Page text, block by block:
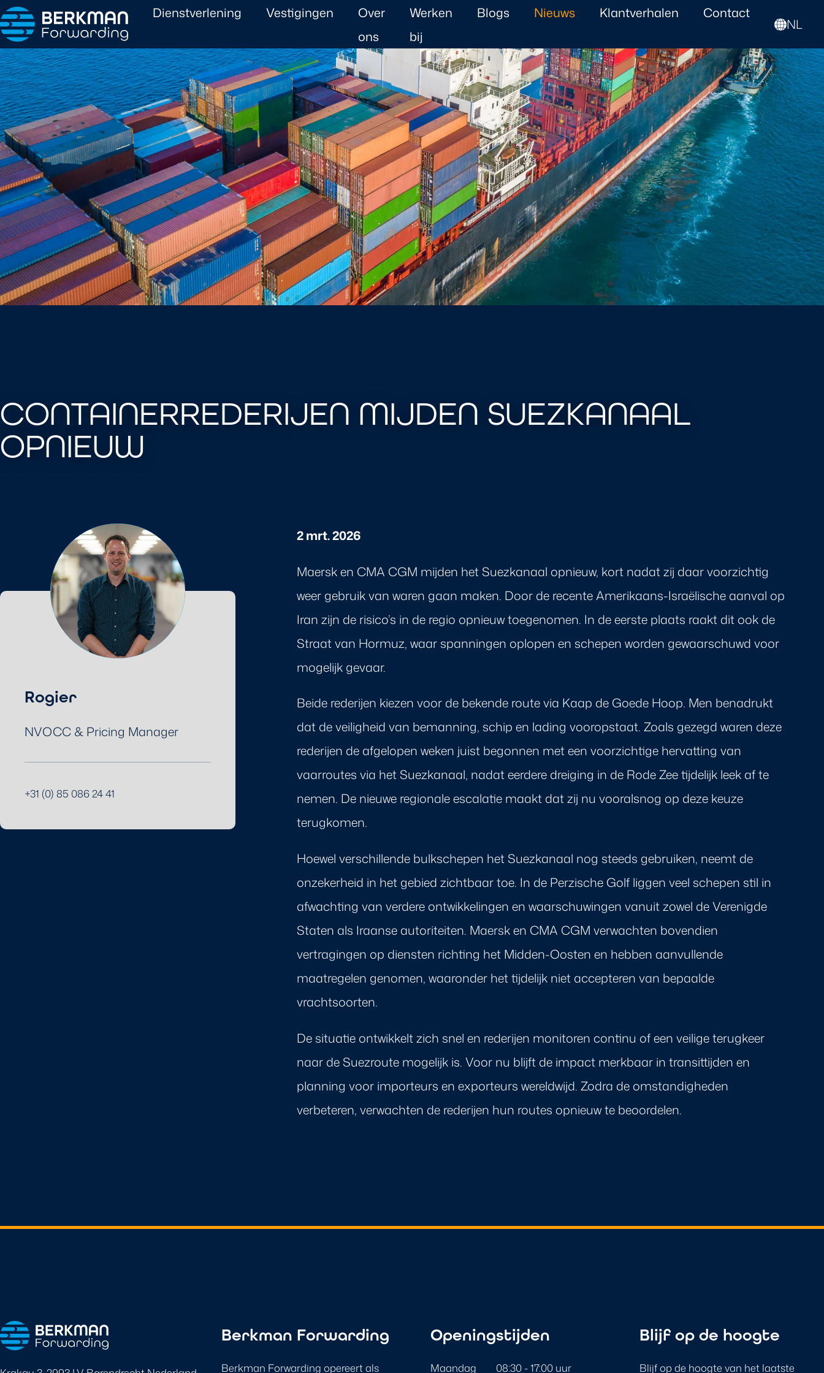
Dienstverlening Vestigingen
Over
ons
Werken
bij
Blogs Nieuws Klantverhalen Contact
NL
CONTAINERREDERIJEN MIJDEN SUEZKANAAL
OPNIEUW
Rogier
NVOCC & Pricing Manager
+31 (0) 85 086 24 41
2 mrt. 2026
Maersk en CMA CGM mijden het Suezkanaal opnieuw, kort nadat zij daar voorzichtig
weer gebruik van waren gaan maken. Door de recente Amerikaans-Israëlische aanval op
Iran zijn de risico’s in de regio opnieuw toegenomen. In de eerste plaats raakt dit ook de
Straat van Hormuz, waar spanningen oplopen en schepen worden gewaarschuwd voor
mogelijk gevaar.
Beide rederijen kiezen voor de bekende route via Kaap de Goede Hoop. Men benadrukt
dat de veiligheid van bemanning, schip en lading vooropstaat. Zoals gezegd waren deze
rederijen de afgelopen weken juist begonnen met een voorzichtige hervatting van
vaarroutes via het Suezkanaal, nadat eerdere dreiging in de Rode Zee tijdelijk leek af te
nemen. De nieuwe regionale escalatie maakt dat zij nu vooralsnog op deze keuze
terugkomen.
Hoewel verschillende bulkschepen het Suezkanaal nog steeds gebruiken, neemt de
onzekerheid in het gebied zichtbaar toe. In de Perzische Golf liggen veel schepen stil in
afwachting van verdere ontwikkelingen en waarschuwingen vanuit zowel de Verenigde
Staten als Iraanse autoriteiten. Maersk en CMA CGM verwachten bovendien
vertragingen op diensten richting het Midden-Oosten en hebben aanvullende
maatregelen genomen, waaronder het tijdelijk niet accepteren van bepaalde
vrachtsoorten.
De situatie ontwikkelt zich snel en rederijen monitoren continu of een veilige terugkeer
naar de Suezroute mogelijk is. Voor nu blijft de impact merkbaar in transittijden en
planning voor importeurs en exporteurs wereldwijd. Zodra de omstandigheden
verbeteren, verwachten de rederijen hun routes opnieuw te beoordelen.
Berkman Forwarding
Berkman Forwarding opereert als
Openingstijden
Maandag
08:30 - 17:00 uur
Blijf op de hoogte
Blijf op de hoogte van het laatste